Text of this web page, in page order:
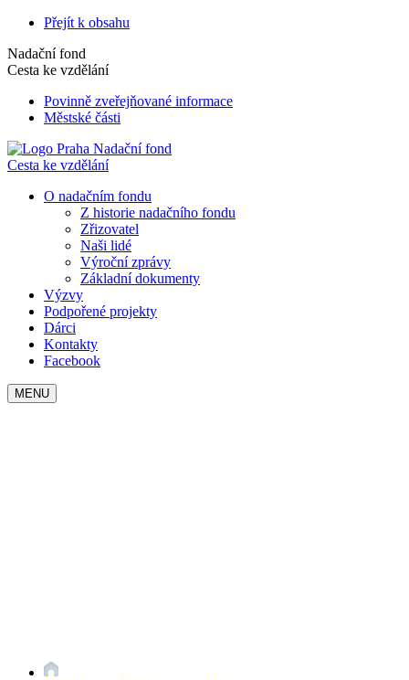
Přejít k obsahu
Nadační fond
Cesta ke vzdělání
Povinně zveřejňované informace
Městské části
Nadační fond
Cesta ke vzdělání
O nadačním fondu
Z historie nadačního fondu
Zřizovatel
Naši lidé
Výroční zprávy
Základní dokumenty
Výzvy
Podpořené projekty
Dárci
Kontakty
Facebook
MENU